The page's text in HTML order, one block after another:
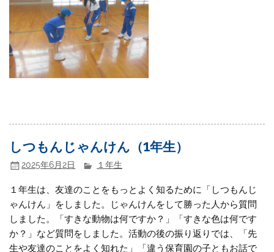
しつもんじゃんけん（1年生）
2025年6月2日 １年生
１年生は、友達のことをもっとよく知るために「しつもんじ
ゃんけん」をしました。じゃんけんをして勝った人から質問
しました。「すきな動物は何ですか？」「すきな色は何です
か？」など質問をしました。活動の後の振り返りでは、「先
生や友達のことをよく知れた」「違う保育園の子ともお話で